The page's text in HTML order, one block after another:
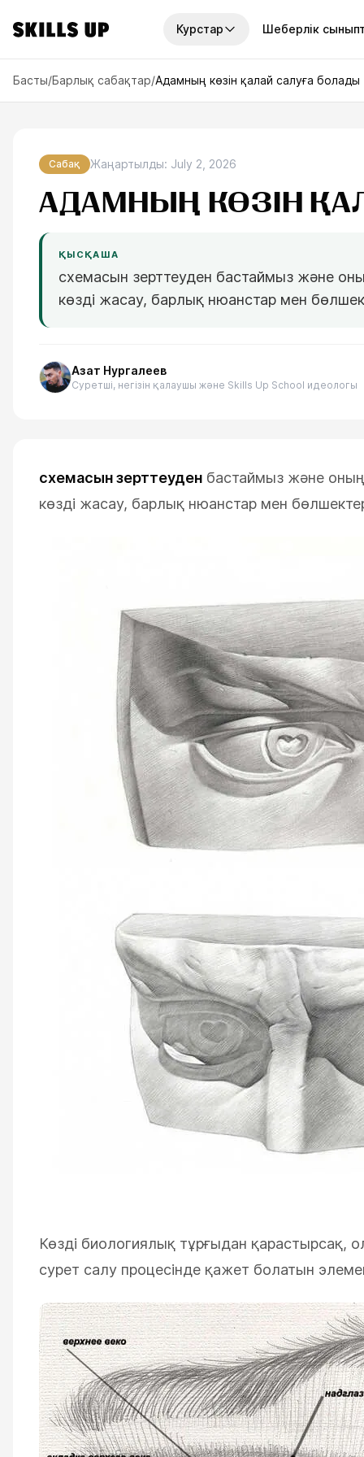
Курстар
Курстар жинақтары
13 курсов
Жылдық қолжетімділік
6 курсов
салу
8
7
Шеберлік
Басты/Барлық сабақтар/Адамның көзін қалай салуға болады
Сабақ Жаңартылды: July 2, 2026
АДАМНЫҢ КӨЗІН
ҚЫСҚАША
схемасын зерттеуден бастаймыз және
көзді жасау, барлық нюанстар мен
Азат Нургалеев
Суретші, негізін қалаушы және Skills Up School идеологы
схемасын зерттеуден бастаймыз және
көзді жасау, барлық нюанстар мен
Көзді биологиялық тұрғыдан қарастырсақ,
сурет салу процесінде қажет болатын